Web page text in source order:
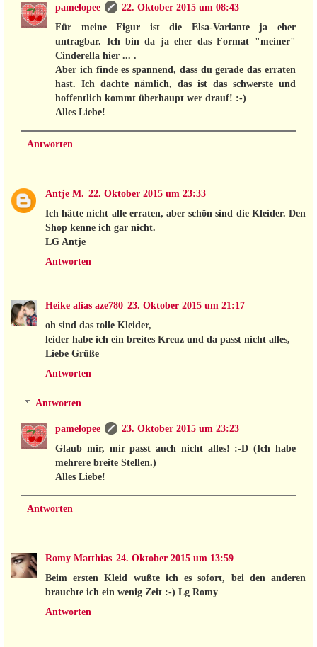
pamelopee
22. Oktober 2015 um 08:43
Für meine Figur ist die Elsa-Variante ja eher
untragbar. Ich bin da ja eher das Format "meiner"
Cinderella hier ... .
Aber ich finde es spannend, dass du gerade das erraten
hast. Ich dachte nämlich, das ist das schwerste und
hoffentlich kommt überhaupt wer drauf! :-)
Alles Liebe!
Antworten
Antje M. 22. Oktober 2015 um 23:33
Ich hätte nicht alle erraten, aber schön sind die Kleider. Den
Shop kenne ich gar nicht.
LG Antje
Antworten
Heike alias aze780 23. Oktober 2015 um 21:17
oh sind das tolle Kleider,
leider habe ich ein breites Kreuz und da passt nicht alles,
Liebe Grüße
Antworten
Antworten
pamelopee
23. Oktober 2015 um 23:23
Glaub mir, mir passt auch nicht alles! :-D (Ich habe
mehrere breite Stellen.)
Alles Liebe!
Antworten
Romy Matthias 24. Oktober 2015 um 13:59
Beim ersten Kleid wußte ich es sofort, bei den anderen
brauchte ich ein wenig Zeit :-) Lg Romy
Antworten